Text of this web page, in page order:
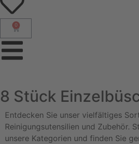
0
8 Stück
Entdecken Sie unser vielfältiges
Reinigungsutensilien und Zubehör.
unsere Kategorien und finden Sie